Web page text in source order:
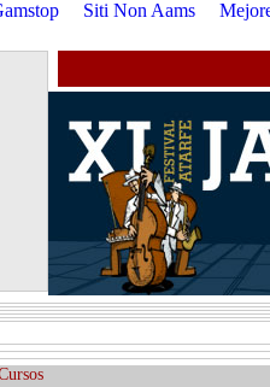
Siti Non Aams